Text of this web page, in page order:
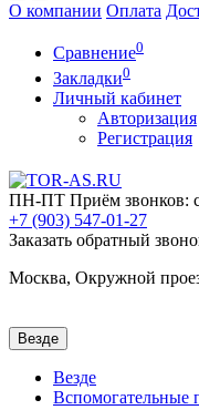
О компании Оплата
Сравнение0
Закладки0
Личный кабинет
Авторизация
Регистрация
ПН-ПТ Приём звонков:
+7 (903) 547-01-27
Заказать обратный
Москва, Окружной
Везде
Везде
Вспомогательные